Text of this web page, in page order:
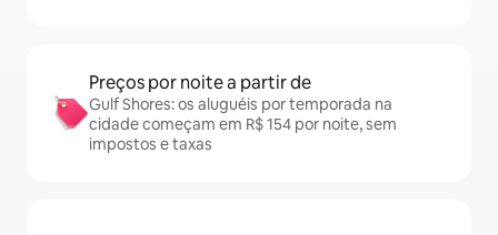
Preços por noite a partir de
Gulf Shores: os aluguéis por temporada na
cidade começam em R$ 154 por noite, sem
impostos e taxas